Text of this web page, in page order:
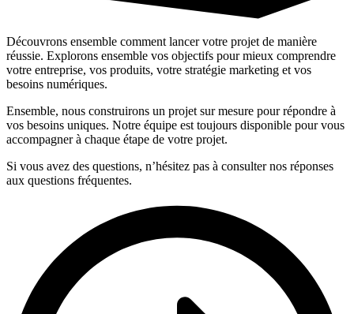
Découvrons ensemble comment lancer votre projet de manière
réussie. Explorons ensemble vos objectifs pour mieux comprendre
votre entreprise, vos produits, votre stratégie marketing et vos
besoins numériques.
Ensemble, nous construirons un projet sur mesure pour répondre à
vos besoins uniques. Notre équipe est toujours disponible pour vous
accompagner à chaque étape de votre projet.
Si vous avez des questions, n’hésitez pas à consulter nos réponses
aux questions fréquentes.